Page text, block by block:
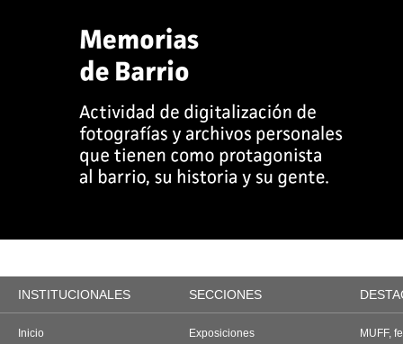
INSTITUCIONALES SECCIONES
Inicio
Exposiciones
MUFF,